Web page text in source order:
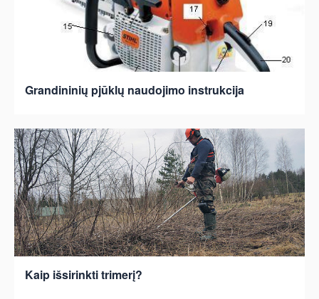
Grandininių pjūklų naudojimo instrukcija
Kaip išsirinkti trimerį?